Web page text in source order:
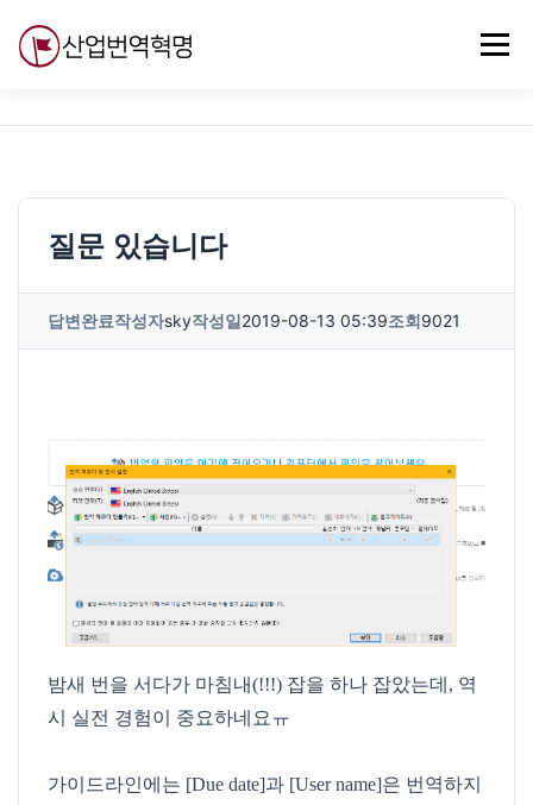
메뉴
질문 있습니다
답변완료작성자sky작성일2019-08-13 05:39조회9021
밤새 번을 서다가 마침내(!!!) 잡을 하나 잡았는데, 역
시 실전 경험이 중요하네요ㅠ
가이드라인에는 [Due date]과 [User name]은 번역하지